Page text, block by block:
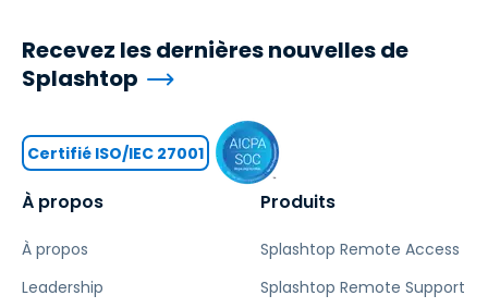
À propos
À propos
Leadership
Produits
Splashtop Remote Access
Splashtop Remote Support
Recevez les dernières nouvelles de
Splashtop
Certifié ISO/IEC 27001